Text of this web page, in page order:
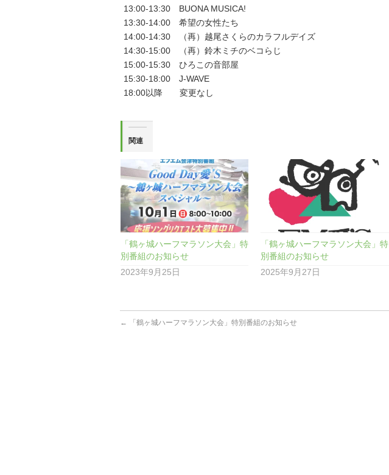
13:00-13:30 BUONA MUSICA!
13:30-14:00 希望の女性たち
14:00-14:30 （再）越尾さくらのカラフルデイズ
14:30-15:00 （再）鈴木ミチのベコらじ
15:00-15:30 ひろこの音部屋
15:30-18:00 J-WAVE
18:00以降 変更なし
関連
「鶴ヶ城ハーフマラソン大会」特
別番組のお知らせ
2023年9月25日
「鶴ヶ城ハーフマラソン大会」特
別番組のお知らせ
2025年9月27日
← 「鶴ヶ城ハーフマラソン大会」特別番組のお知らせ